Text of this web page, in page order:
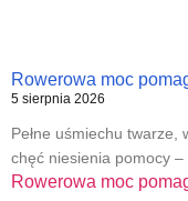
Rowerowa moc
5 sierpnia 2026
Pełne uśmiechu
chęć niesienia pomocy
Rowerowa moc